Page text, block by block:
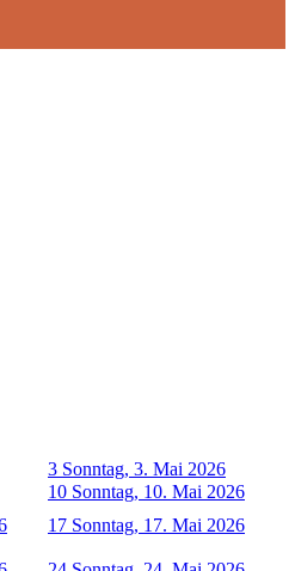
3 Sonntag, 3. Mai 2026
10 Sonntag, 10. Mai 2026
17 Sonntag, 17. Mai 2026